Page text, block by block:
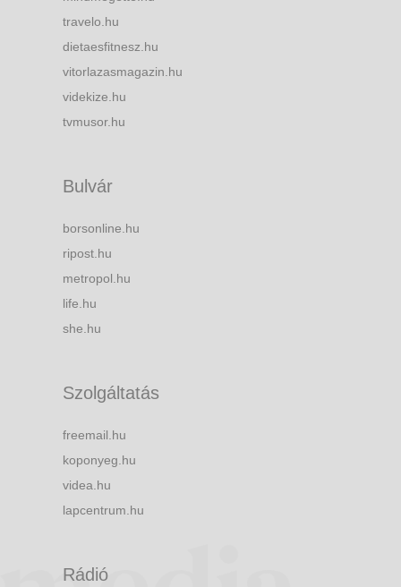
travelo.hu
dietaesfitnesz.hu
vitorlazasmagazin.hu
videkize.hu
tvmusor.hu
Bulvár
borsonline.hu
ripost.hu
metropol.hu
life.hu
she.hu
Szolgáltatás
freemail.hu
koponyeg.hu
videa.hu
lapcentrum.hu
Rádió